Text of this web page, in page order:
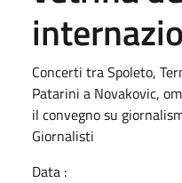
Concerti tra Spoleto,
Patarini a Novakovic,
il convegno su
Giornalisti
Data :